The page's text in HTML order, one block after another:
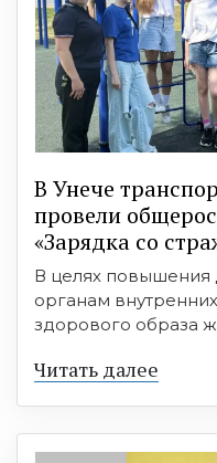
В Унече
провели
«Зарядка со
В целях
органам
здорового образа
Читать далее